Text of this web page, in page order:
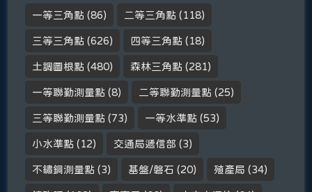
一等三角點 (86) 二等三角點 (118)
三等三角點 (626) 四等三角點 (18)
土調圖根點 (480) 森林三角點 (281)
一等聯勤測量點 (8) 二等聯勤測量點 (25)
三等聯勤測量點 (73) 一等水準點 (53)
小水準點 (12) 交通局遞信部 (3)
不鏽鋼測量點 (3) 基盤/磐石 (20) 殖產局 (34)